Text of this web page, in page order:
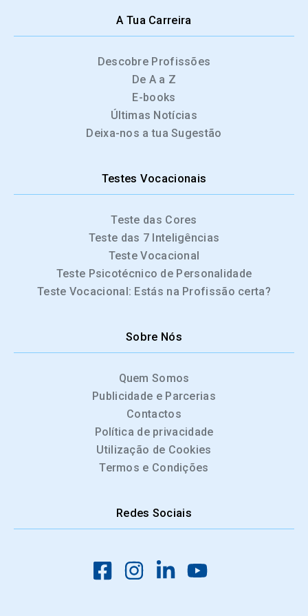
A Tua Carreira
Descobre Profissões
De A a Z
E-books
Últimas Notícias
Deixa-nos a tua Sugestão
Testes Vocacionais
Teste das Cores
Teste das 7 Inteligências
Teste Vocacional
Teste Psicotécnico de Personalidade
Teste Vocacional: Estás na Profissão certa?
Sobre Nós
Quem Somos
Publicidade e Parcerias
Contactos
Política de privacidade
Utilização de Cookies
Termos e Condições
Redes Sociais